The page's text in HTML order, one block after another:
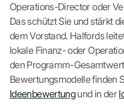
Operations-Director oder
Das schützt Sie und stärkt
dem Vorstand. Halfords
lokale Finanz- oder
den Programm-
Bewertungsmodelle finden
Ideenbewertungund in der